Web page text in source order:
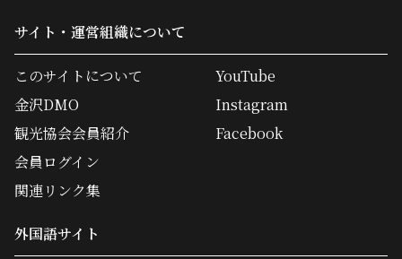
サイト・運営組織について
このサイトについて
金沢DMO
観光協会会員紹介
会員ログイン
関連リンク集
YouTube
Instagram
Facebook
外国語サイト